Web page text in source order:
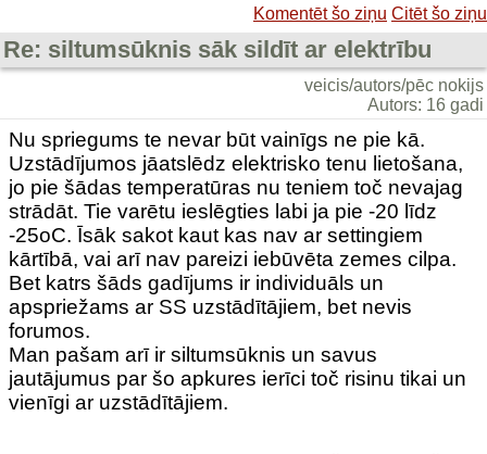
Komentēt šo ziņu Citēt šo ziņu
Re: siltumsūknis sāk sildīt ar elektrību
veicis/autors/pēc nokijs
Autors: 16 gadi
Nu spriegums te nevar būt vainīgs ne pie kā.
Uzstādījumos jāatslēdz elektrisko tenu lietošana,
jo pie šādas temperatūras nu teniem toč nevajag
strādāt. Tie varētu ieslēgties labi ja pie -20 līdz
-25oC. Īsāk sakot kaut kas nav ar settingiem
kārtībā, vai arī nav pareizi iebūvēta zemes cilpa.
Bet katrs šāds gadījums ir individuāls un
apspriežams ar SS uzstādītājiem, bet nevis
forumos.
Man pašam arī ir siltumsūknis un savus
jautājumus par šo apkures ierīci toč risinu tikai un
vienīgi ar uzstādītājiem.